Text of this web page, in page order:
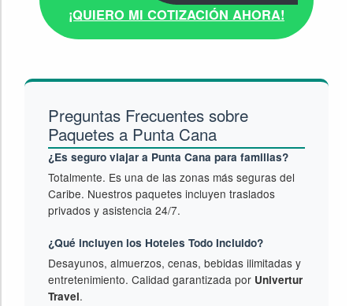
¡QUIERO MI COTIZACIÓN AHORA!
Preguntas Frecuentes sobre
Paquetes a Punta Cana
¿Es seguro viajar a Punta Cana para familias?
Totalmente. Es una de las zonas más seguras del
Caribe. Nuestros paquetes incluyen traslados
privados y asistencia 24/7.
¿Qué incluyen los Hoteles Todo Incluido?
Desayunos, almuerzos, cenas, bebidas ilimitadas y
entretenimiento. Calidad garantizada por Univertur
Travel.